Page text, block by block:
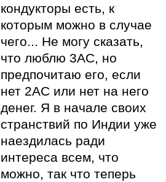
кондукторы есть, к
которым можно в случае
чего... Не могу сказать,
что люблю 3АС, но
предпочитаю его, если
нет 2АС или нет на него
денег. Я в начале своих
странствий по Индии уже
наездилась ради
интереса всем, что
можно, так что теперь